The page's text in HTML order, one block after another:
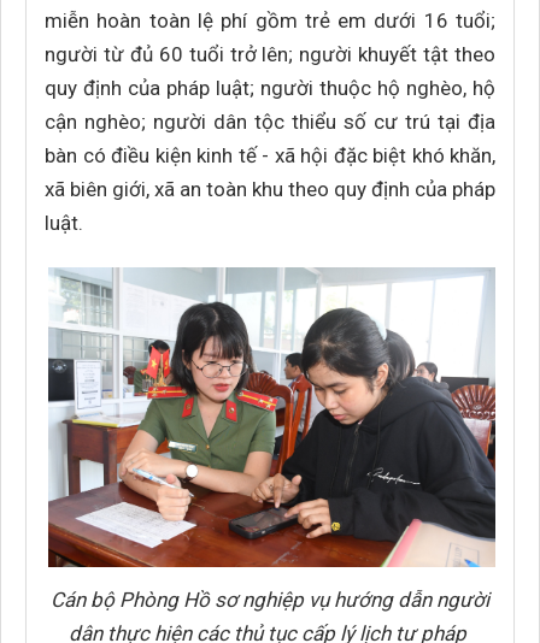
miễn hoàn toàn lệ phí gồm trẻ em dưới 16 tuổi;
người từ đủ 60 tuổi trở lên; người khuyết tật theo
quy định của pháp luật; người thuộc hộ nghèo, hộ
cận nghèo; người dân tộc thiểu số cư trú tại địa
bàn có điều kiện kinh tế - xã hội đặc biệt khó khăn,
xã biên giới, xã an toàn khu theo quy định của pháp
luật.
Cán bộ Phòng Hồ sơ nghiệp vụ hướng dẫn người
dân thực hiện các thủ tục cấp lý lịch tư pháp